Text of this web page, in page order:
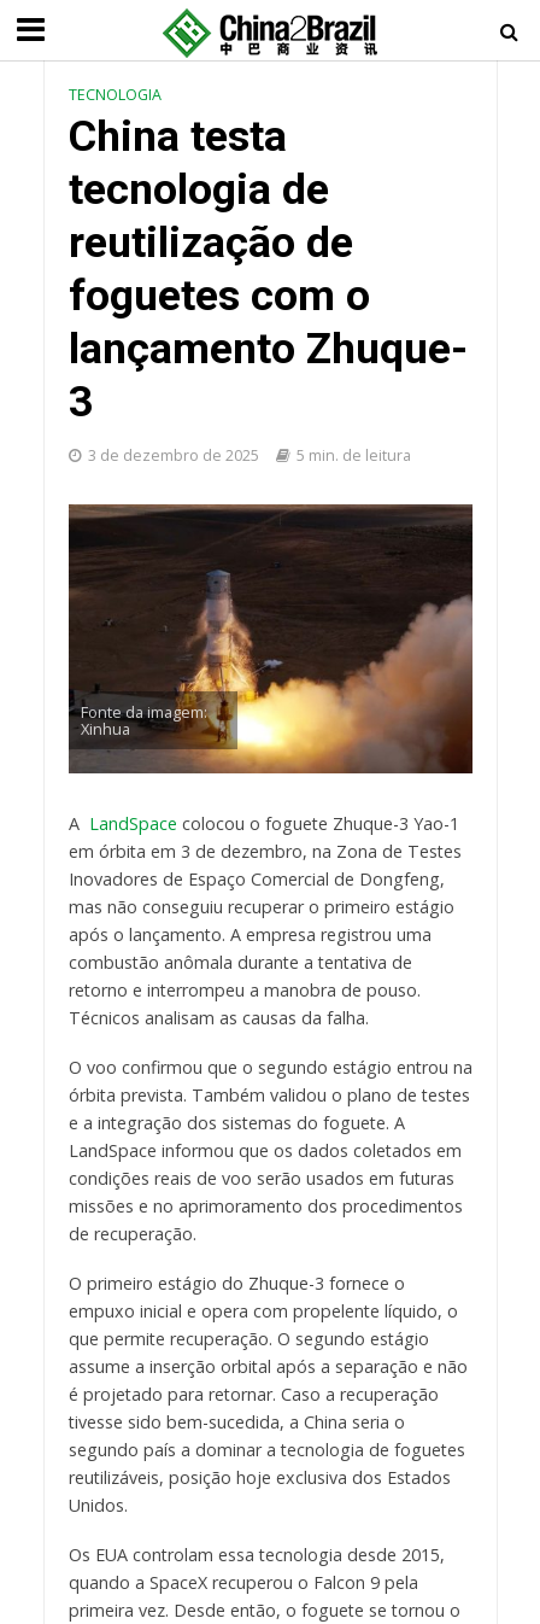
TECNOLOGIA
China testa
tecnologia de
reutilização de
foguetes com o
lançamento Zhuque-
3
3 de dezembro de 2025 5 min. de leitura
Fonte da imagem:
Xinhua
A LandSpace colocou o foguete Zhuque-3 Yao-1
em órbita em 3 de dezembro, na Zona de Testes
Inovadores de Espaço Comercial de Dongfeng,
mas não conseguiu recuperar o primeiro estágio
após o lançamento. A empresa registrou uma
combustão anômala durante a tentativa de
retorno e interrompeu a manobra de pouso.
Técnicos analisam as causas da falha.
O voo confirmou que o segundo estágio entrou na
órbita prevista. Também validou o plano de testes
e a integração dos sistemas do foguete. A
LandSpace informou que os dados coletados em
condições reais de voo serão usados em futuras
missões e no aprimoramento dos procedimentos
de recuperação.
O primeiro estágio do Zhuque-3 fornece o
empuxo inicial e opera com propelente líquido, o
que permite recuperação. O segundo estágio
assume a inserção orbital após a separação e não
é projetado para retornar. Caso a recuperação
tivesse sido bem-sucedida, a China seria o
segundo país a dominar a tecnologia de foguetes
reutilizáveis, posição hoje exclusiva dos Estados
Unidos.
Os EUA controlam essa tecnologia desde 2015,
quando a SpaceX recuperou o Falcon 9 pela
primeira vez. Desde então, o foguete se tornou o